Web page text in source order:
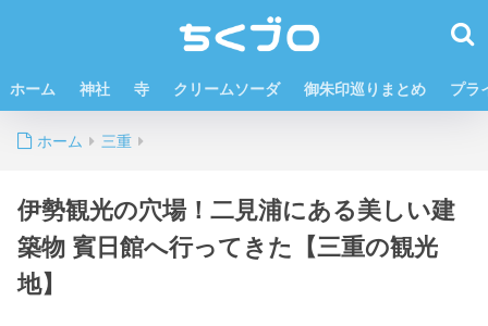
ホーム 神社 寺 クリームソーダ 御朱印巡りまとめ プラ
ホーム 三重
伊勢観光の穴場！二見浦にある美しい建
築物 賓日館へ行ってきた【三重の観光
地】